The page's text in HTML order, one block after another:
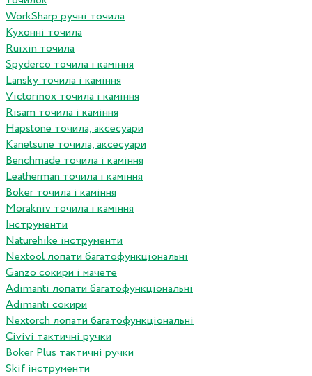
WorkSharp ручні точила
Кухонні точила
Ruixin точила
Spyderco точила і каміння
Lansky точила і каміння
Victorinox точила і каміння
Risam точила і каміння
Hapstone точила, аксесуари
Kanetsune точила, аксесуари
Benchmade точила і каміння
Leatherman точила і каміння
Boker точила і каміння
Morakniv точила і каміння
Інструменти
Naturehike інструменти
Nextool лопати багатофункціональні
Ganzo сокири і мачете
Adimanti лопати багатофункціональні
Adimanti сокири
Nextorch лопати багатофункціональні
Сivivi тактичні ручки
Boker Plus тактичні ручки
Skif інструменти